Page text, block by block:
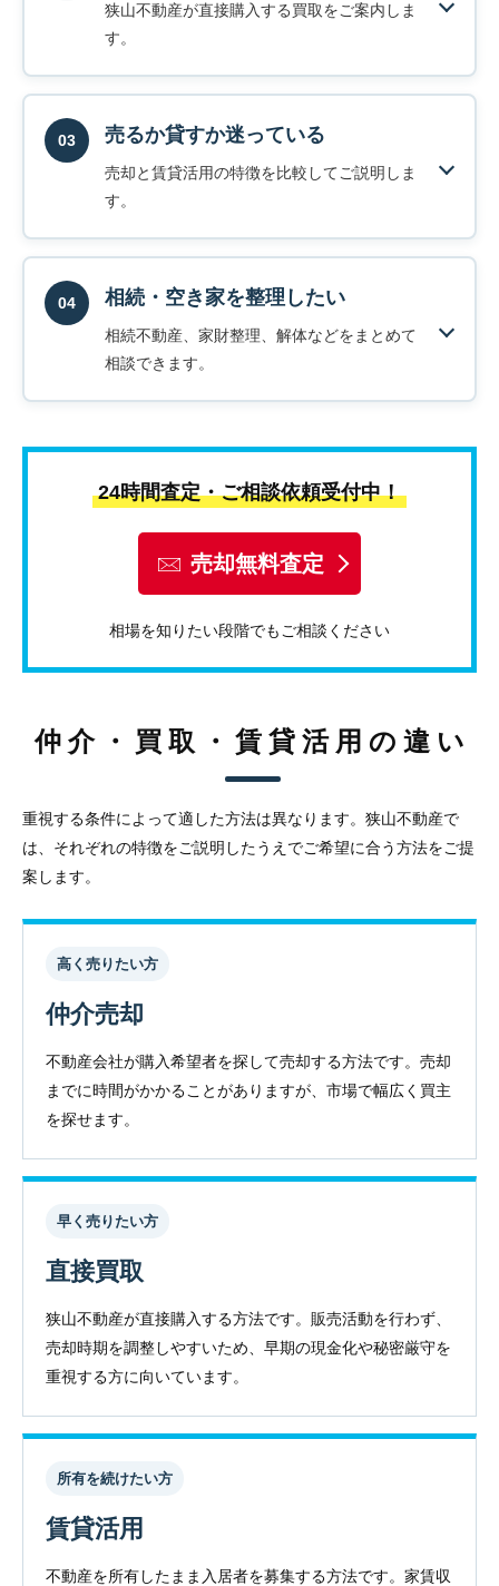
狭山不動産が直接購入する買取をご案内しま
す。
03 売るか貸すか迷っている
売却と賃貸活用の特徴を比較してご説明しま
す。
04 相続・空き家を整理したい
相続不動産、家財整理、解体などをまとめて
相談できます。
24時間査定・ご相談依頼受付中！
売却無料査定
相場を知りたい段階でもご相談ください
仲介・買取・賃貸活用の違い
重視する条件によって適した方法は異なります。狭山不動産で
は、それぞれの特徴をご説明したうえでご希望に合う方法をご提
案します。
高く売りたい方
仲介売却
不動産会社が購入希望者を探して売却する方法です。売却
までに時間がかかることがありますが、市場で幅広く買主
を探せます。
早く売りたい方
直接買取
狭山不動産が直接購入する方法です。販売活動を行わず、
売却時期を調整しやすいため、早期の現金化や秘密厳守を
重視する方に向いています。
所有を続けたい方
賃貸活用
不動産を所有したまま入居者を募集する方法です。家賃収